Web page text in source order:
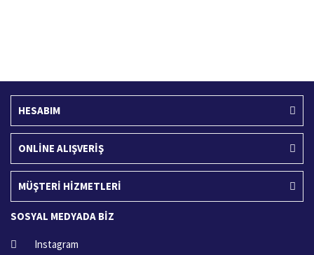
HESABIM
ONLİNE ALIŞVERİŞ
MÜŞTERİ HİZMETLERİ
SOSYAL MEDYADA BİZ
Instagram